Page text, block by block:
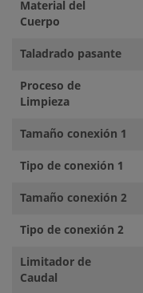
Material del
Cuerpo
Taladrado pasante
Proceso de
Limpieza
Tamaño conexión 1
Tipo de conexión 1
Tamaño conexión 2
Tipo de conexión 2
Limitador de
Caudal